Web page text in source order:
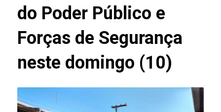
do Poder Público e
Forças de Segurança
neste domingo (10)